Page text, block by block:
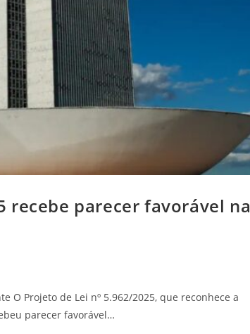
recebe parecer favorável na
O Projeto de Lei nº 5.962/2025, que reconhece a
parecer favorável…